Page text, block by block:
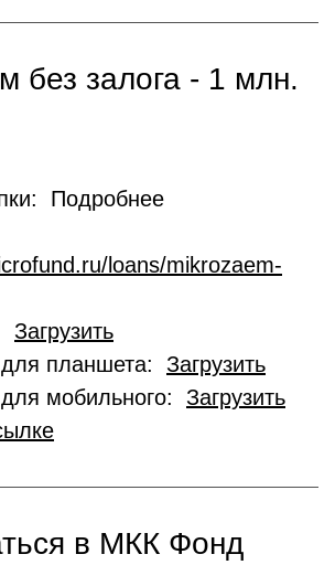
без залога - 1 млн.
Подробнее
loans/mikrozaem-
Загрузить
планшета: Загрузить
мобильного: Загрузить
в МКК Фонд